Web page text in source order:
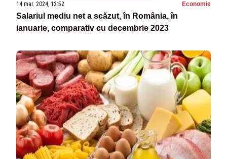
14 mar. 2024, 12:52 Economie
Salariul mediu net a scăzut, în România, în
ianuarie, comparativ cu decembrie 2023